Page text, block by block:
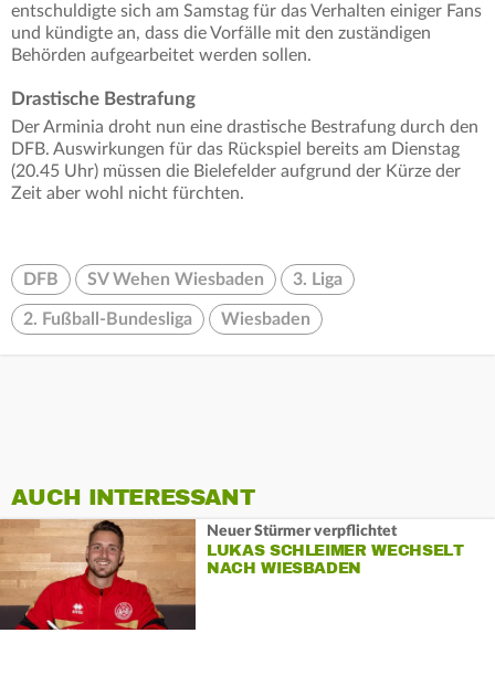
entschuldigte sich am Samstag für das Verhalten einiger Fans
und kündigte an, dass die Vorfälle mit den zuständigen
Behörden aufgearbeitet werden sollen.
Drastische Bestrafung
Der Arminia droht nun eine drastische Bestrafung durch den
DFB. Auswirkungen für das Rückspiel bereits am Dienstag
(20.45 Uhr) müssen die Bielefelder aufgrund der Kürze der
Zeit aber wohl nicht fürchten.
DFB SV Wehen Wiesbaden 3. Liga
2. Fußball-Bundesliga Wiesbaden
AUCH INTERESSANT
Neuer Stürmer verpflichtet
LUKAS SCHLEIMER WECHSELT
NACH WIESBADEN